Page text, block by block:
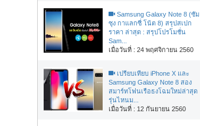
Samsung Galaxy Note 8 (ซัม
ซุง กาแลกซี่ โน้ต 8) สรุปสเปก
ราคา ล่าสุด : สรุปโปรโมชั่น
Sam...
เมื่อวันที่ : 24 พฤศจิกายน 2560
เปรียบเทียบ iPhone X และ
Samsung Galaxy Note 8 สอง
สมาร์ทโฟนเรือธงโฉมใหม่ล่าสุด
รุ่นไหนม...
เมื่อวันที่ : 12 กันยายน 2560